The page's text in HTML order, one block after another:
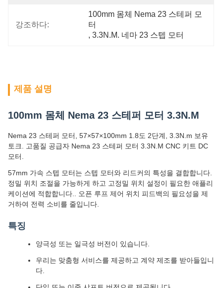
강조하다:
100mm 몸체 Nema 23 스테퍼 모
터
, 3.3N.M. 네마 23 스텝 모터
제품 설명
100mm 몸체 Nema 23 스테퍼 모터 3.3N.M
Nema 23 스테퍼 모터, 57×57×100mm 1.8도 2단계, 3.3N.m 보유
토크. 고품질 공급자 Nema 23 스테퍼 모터 3.3N.M CNC 키트 DC
모터.
57mm 가속 스텝 모터는 스텝 모터와 리드커의 특성을 결합합니다.
정밀 위치 조절을 가능하게 하고 고정밀 위치 설정이 필요한 애플리
케이션에 적합합니다.. 오픈 루프 제어 위치 피드백의 필요성을 제
거하여 전력 소비를 줄입니다.
특징
양극성 또는 일극성 버전이 있습니다.
우리는 맞춤형 서비스를 제공하고 계약 제조를 받아들입니
다.